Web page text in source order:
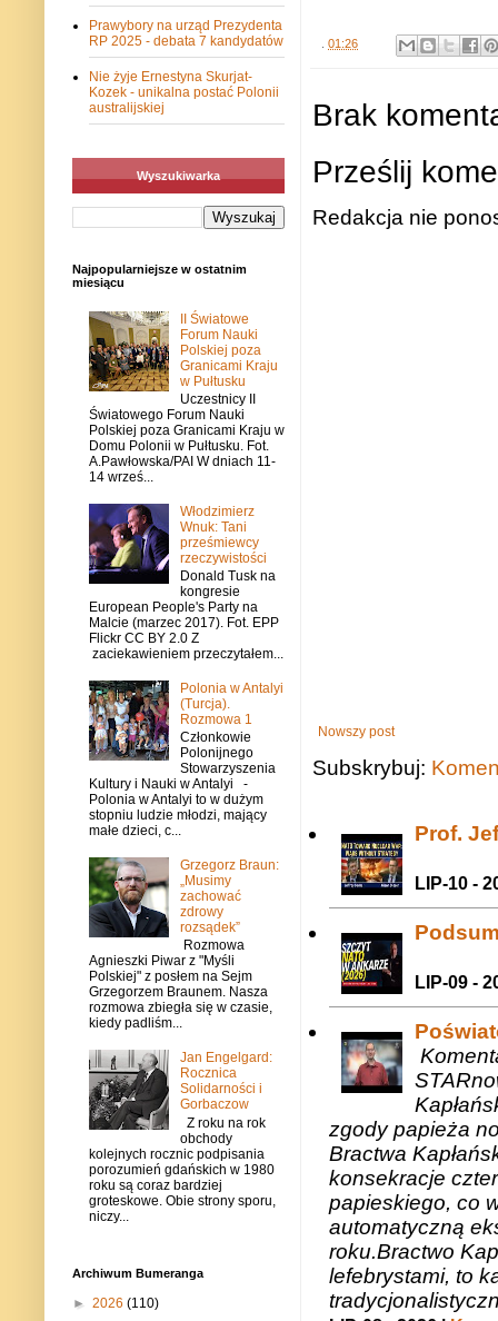
. 01:26
Brak
Prześlij
Redakcja nie
Nowszy post
Subskrybuj:
Prof.
LIP-10 -
LIP-09 -
zgody papieża
Bractwa
konsekracje
papieskiego, co
automatyczną
roku.Bractwo
lefebrystami, to
Prawybory na urząd Prezydenta
RP 2025 - debata 7 kandydatów
Nie żyje Ernestyna Skurjat-
Kozek - unikalna postać Polonii
australijskiej
Wyszukiwarka
Najpopularniejsze w ostatnim
miesiącu
II Światowe
Forum Nauki
Polskiej poza
Granicami Kraju
w Pułtusku
Uczestnicy II
Światowego Forum Nauki
Polskiej poza Granicami Kraju w
Domu Polonii w Pułtusku. Fot.
A.Pawłowska/PAI W dniach 11-
14 wrześ...
Włodzimierz
Wnuk: Tani
prześmiewcy
rzeczywistości
Donald Tusk na
kongresie
European People's Party na
Malcie (marzec 2017). Fot. EPP
Flickr CC BY 2.0 Z
zaciekawieniem przeczytałem...
Polonia w Antalyi
(Turcja).
Rozmowa 1
Członkowie
Polonijnego
Stowarzyszenia
Kultury i Nauki w Antalyi -
Polonia w Antalyi to w dużym
stopniu ludzie młodzi, mający
małe dzieci, c...
Grzegorz Braun:
„Musimy
zachować
zdrowy
rozsądek”
Rozmowa
Agnieszki Piwar z "Myśli
Polskiej" z posłem na Sejm
Grzegorzem Braunem. Nasza
rozmowa zbiegła się w czasie,
kiedy padliśm...
Jan Engelgard:
Rocznica
Solidarności i
Gorbaczow
Z roku na rok
obchody
kolejnych rocznic podpisania
porozumień gdańskich w 1980
roku są coraz bardziej
groteskowe. Obie strony sporu,
niczy...
Archiwum Bumeranga
► 2026 (110)